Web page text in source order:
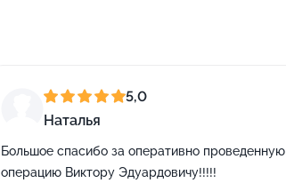
5,0
Наталья
Большое спасибо за оперативно проведенную
операцию Виктору Эдуардовичу!!!!!